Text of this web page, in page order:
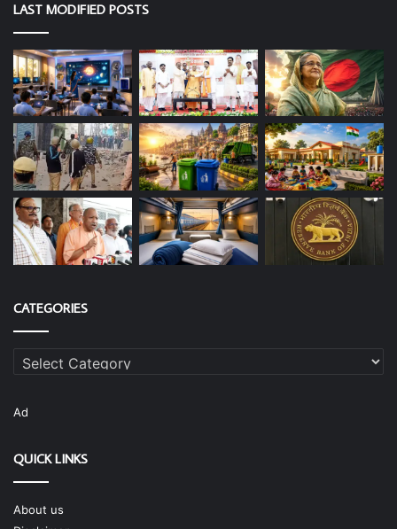
LAST MODIFIED POSTS
CATEGORIES
Categories
Ad
QUICK LINKS
About us